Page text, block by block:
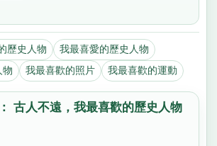
歷史人物
我最喜愛的歷史人物
物
我最喜歡的照片 我最喜歡的運動
古人不遠，我最喜歡的歷史人物